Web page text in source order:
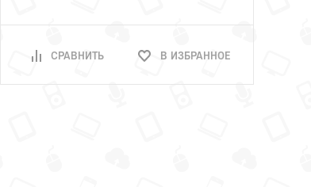
СРАВНИТЬ В ИЗБРАННОЕ